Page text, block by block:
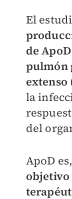
El
de
pulmón
extenso
la
del
ApoD